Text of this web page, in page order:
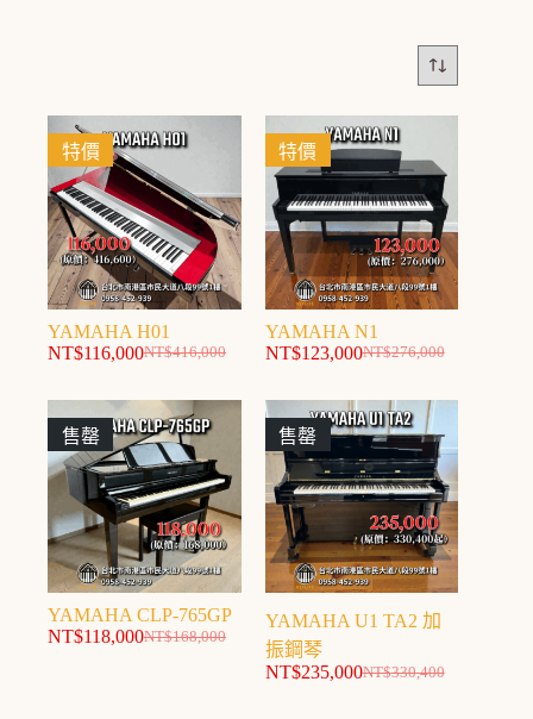
特價
YAMAHA H01
NT$416,000
NT$116,000
特價
YAMAHA N1
NT$276,000
NT$123,000
售罄
YAMAHA CLP-765GP
NT$168,000
NT$118,000
售罄
YAMAHA U1 TA2 加
振鋼琴
NT$330,400
NT$235,000